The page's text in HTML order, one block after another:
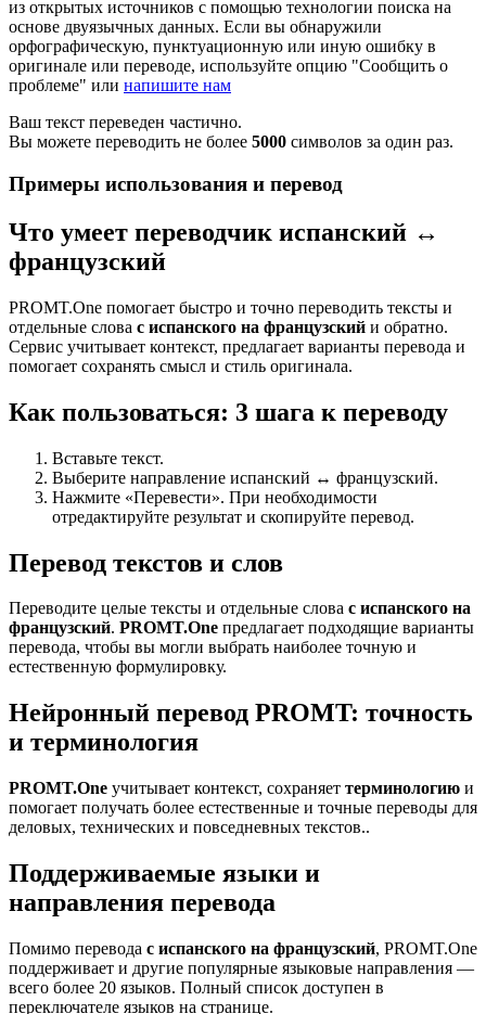
из открытых источников с помощью технологии поиска на
основе двуязычных данных. Если вы обнаружили
орфографическую, пунктуационную или иную ошибку в
оригинале или переводе, используйте опцию "Сообщить о
проблеме" или напишите нам
Ваш текст переведен частично.
Вы можете переводить не более 5000 символов за один раз.
Примеры использования и перевод
Что умеет переводчик испанский ↔
французский
PROMT.One помогает быстро и точно переводить тексты и
отдельные слова с испанского на французский и обратно.
Сервис учитывает контекст, предлагает варианты перевода и
помогает сохранять смысл и стиль оригинала.
Как пользоваться: 3 шага к переводу
Вставьте текст.
Выберите направление испанский ↔ французский.
Нажмите «Перевести». При необходимости
отредактируйте результат и скопируйте перевод.
Перевод текстов и слов
Переводите целые тексты и отдельные слова с испанского на
французский. PROMT.One предлагает подходящие варианты
перевода, чтобы вы могли выбрать наиболее точную и
естественную формулировку.
Нейронный перевод PROMT: точность
и терминология
PROMT.One учитывает контекст, сохраняет терминологию и
помогает получать более естественные и точные переводы для
деловых, технических и повседневных текстов..
Поддерживаемые языки и
направления перевода
Помимо перевода с испанского на французский, PROMT.One
поддерживает и другие популярные языковые направления —
всего более 20 языков. Полный список доступен в
переключателе языков на странице.